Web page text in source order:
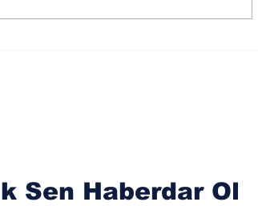
Sen Haberdar Ol